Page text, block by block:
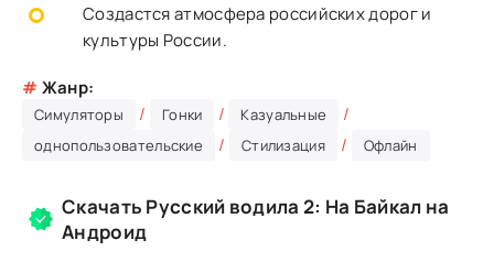
Создастся атмосфера российских дорог и
культуры России.
# Жанр:
Симуляторы / Гонки / Казуальные /
однопользовательские / Стилизация / Офлайн
Скачать Русский водила 2: На Байкал на
Андроид